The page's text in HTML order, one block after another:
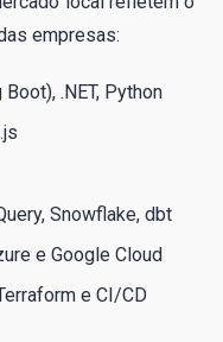
empresas:
.NET, Python
Snowflake, dbt
e Google Cloud
e CI/CD